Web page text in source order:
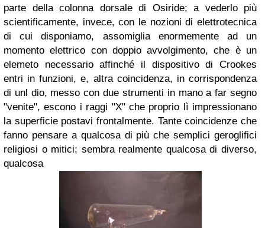
parte della colonna dorsale di Osiride; a vederlo più
scientificamente, invece, con le nozioni di elettrotecnica
di cui disponiamo, assomiglia enormemente ad un
momento elettrico con doppio avvolgimento, che è un
elemeto necessario affinché il dispositivo di Crookes
entri in funzioni, e, altra coincidenza, in corrispondenza
di unl dio, messo con due strumenti in mano a far segno
"venite", escono i raggi "X" che proprio lì impressionano
la superficie postavi frontalmente. Tante coincidenze che
fanno pensare a qualcosa di più che semplici geroglifici
religiosi o mitici; sembra realmente qualcosa di diverso,
qualcosa